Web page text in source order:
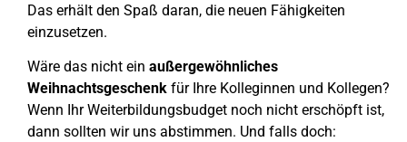
Das erhält den Spaß daran, die neuen Fähigkeiten
einzusetzen.
Wäre das nicht ein außergewöhnliches
Weihnachtsgeschenk für Ihre Kolleginnen und Kollegen?
Wenn Ihr Weiterbildungsbudget noch nicht erschöpft ist,
dann sollten wir uns abstimmen. Und falls doch: